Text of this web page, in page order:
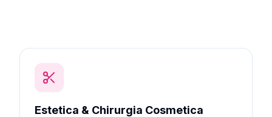
Estetica & Chirurgia Cosmetica